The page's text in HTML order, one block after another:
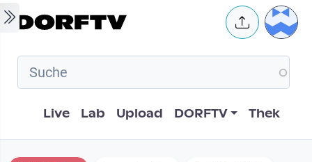
Skip to main content User
Hauptnavigation
Live Lab Upload DORFTV Thek